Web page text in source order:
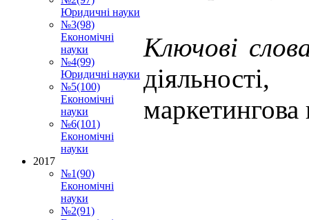
Ключові
Юридичні науки
№3(98)
Економічні
науки
№4(99)
Юридичні науки
№5(100)
Економічні
науки
№6(101)
Економічні
науки
2017
№1(90)
Економічні
науки
№2(91)